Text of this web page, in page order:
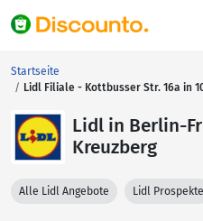
Startseite
Lidl Filiale - Kottbusser Str. 16a in
Lidl in Berlin-
Kreuzberg
Alle Lidl Angebote Lidl Prospekte